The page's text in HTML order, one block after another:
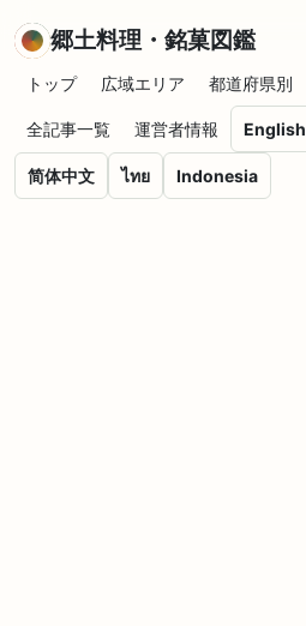
郷土料理・銘菓図鑑
トップ 広域エリア 都道府県別
全記事一覧 運営者情報 English
简体中文 ไทย Indonesia